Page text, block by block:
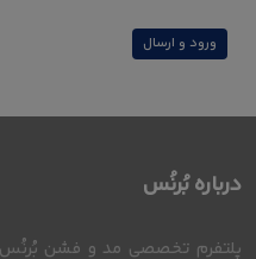
ورود و ارسال
درباره بُرنُس
پلتفرم تخصصی مد و فشن بُرنُس